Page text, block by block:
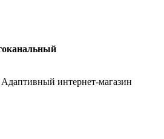
интернет-магазин